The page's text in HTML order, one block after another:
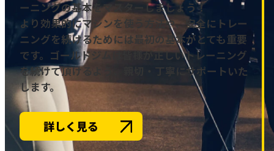
ーニングの基本をマスターしましょう！
より効果的にマシンを使う方法や、安全にトレー
ニングを続けるためには最初の基本がとても重要
です。ゴールドジムは皆様が正しいトレーニング
を続けて頂けるよう、親切・丁寧にサポートいた
します。
詳しく見る